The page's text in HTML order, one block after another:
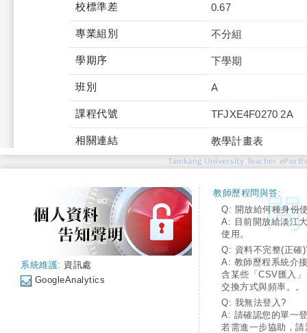
校標準差 0.67
專業組別 不分組
學期序 下學期
班別 A
課程代號 TFJXE4F0270 2A
相關連結 教學計畫表
Tamkang University Teacher
系統維護: 資訊處
GoogleAnalytics
教師歷程問與答:
Q: 開放給何種身份
A: 目前開放給淡江
使用。
Q: 資料不完整(正確
A: 教師歷程系統介
含某些「CSV匯入
交換方式與頻率。。
Q: 我無法登入?
A: 請確認您的單一
若需進一步協助，